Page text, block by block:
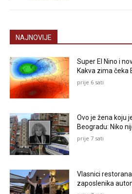
NAJNOVIJE
Super El Nino i
Kakva zima čeka
prije 6 sati
Ovo je žena koju
Beogradu: Niko
prije 7 sati
Vlasnici
zaposlenika